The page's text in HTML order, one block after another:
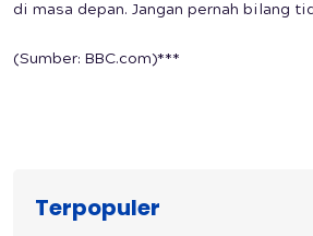
di masa depan. Jangan pernah bilang
(Sumber: BBC.com)***
Terpopuler